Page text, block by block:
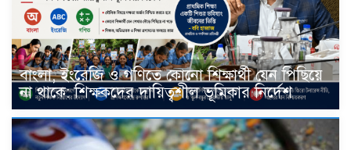
বাংলা, ইংরেজি ও গণিতে কোনো শিক্ষার্থী যেন পিছিয়ে
না থাকে: শিক্ষকদের দায়িত্বশীল ভূমিকার নির্দেশ